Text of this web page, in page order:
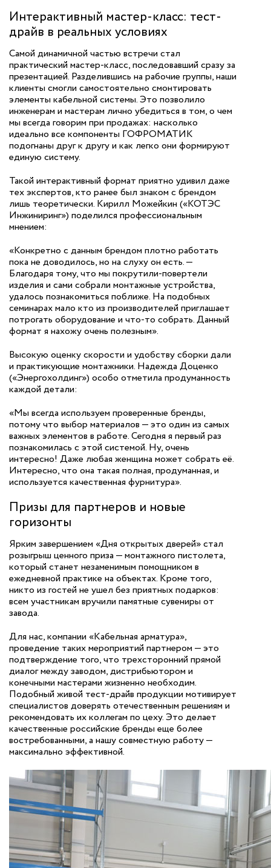
Интерактивный мастер-класс: тест-
драйв в реальных условиях
Самой динамичной частью встречи стал
практический мастер-класс, последовавший сразу за
презентацией. Разделившись на рабочие группы, наши
клиенты смогли самостоятельно смонтировать
элементы кабельной системы. Это позволило
инженерам и мастерам лично убедиться в том, о чем
мы всегда говорим при продажах: насколько
идеально все компоненты ГОФРОМАТИК
подогнаны друг к другу и как легко они формируют
единую систему.
Такой интерактивный формат приятно удивил даже
тех экспертов, кто ранее был знаком с брендом
лишь теоретически. Кирилл Можейкин («КОТЭС
Инжиниринг») поделился профессиональным
мнением:
«Конкретно с данным брендом плотно работать
пока не доводилось, но на слуху он есть. —
Благодаря тому, что мы покрутили-повертели
изделия и сами собрали монтажные устройства,
удалось познакомиться поближе. На подобных
семинарах мало кто из производителей приглашает
потрогать оборудование и что-то собрать. Данный
формат я нахожу очень полезным».
Высокую оценку скорости и удобству сборки дали
и практикующие монтажники. Надежда Доценко
(«Энергохолдинг») особо отметила продуманность
каждой детали:
«Мы всегда используем проверенные бренды,
потому что выбор материалов — это один из самых
важных элементов в работе. Сегодня я первый раз
познакомилась с этой системой. Ну, очень
интересно! Даже любая женщина может собрать её.
Интересно, что она такая полная, продуманная, и
используется качественная фурнитура».
Призы для партнеров и новые
горизонты
Ярким завершением «Дня открытых дверей» стал
розыгрыш ценного приза — монтажного пистолета,
который станет незаменимым помощником в
ежедневной практике на объектах. Кроме того,
никто из гостей не ушел без приятных подарков:
всем участникам вручили памятные сувениры от
завода.
Для нас, компании «Кабельная арматура»,
проведение таких мероприятий партнером — это
подтверждение того, что трехсторонний прямой
диалог между заводом, дистрибьютором и
конечными мастерами жизненно необходим.
Подобный живой тест-драйв продукции мотивирует
специалистов доверять отечественным решениям и
рекомендовать их коллегам по цеху. Это делает
качественные российские бренды еще более
востребованными, а нашу совместную работу —
максимально эффективной.